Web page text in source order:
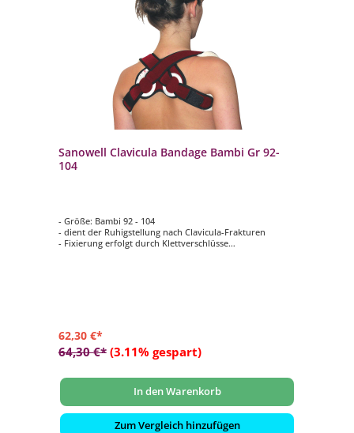
Sanowell Clavicula Bandage Bambi Gr 92-
104
- Größe: Bambi 92 - 104
- dient der Ruhigstellung nach Clavicula-Frakturen
- Fixierung erfolgt durch Klettverschlüsse
62,30 €*
64,30 €* (3.11% gespart)
In den Warenkorb
Zum Vergleich hinzufügen